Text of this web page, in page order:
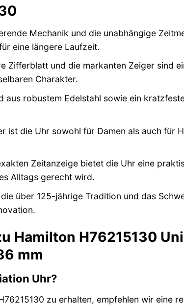
Mechanik und die unabhängige
eine längere Laufzeit.
Zifferblatt und die markanten Zeiger sind
Charakter.
aus robustem Edelstahl sowie ein
ist die Uhr sowohl für Damen als auch für
Zeitanzeige bietet die Uhr eine
Alltags gerecht wird.
über 125-jährige Tradition und das
Hamilton H76215130
mm
Uhr?
zu erhalten, empfehlen wir eine